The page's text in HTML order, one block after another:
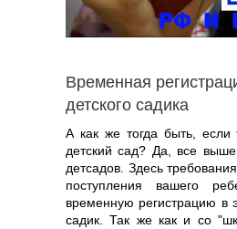
Временная
детского садика
А как же тогда быть, если
детский сад? Да, все
детсадов. Здесь
поступления вашего
временную регистрацию в
садик. Так же как и со